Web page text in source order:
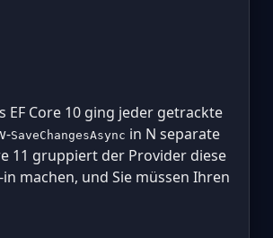
EF Core 10 ging jeder getrackte
SaveChangesAsync in N separate
11 gruppiert der Provider diese
machen, und Sie müssen Ihren